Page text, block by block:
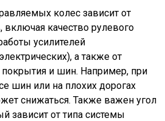
колес зависит от
включая качество рулевого
усилителей
а также от
покрытия и шин. Например, при
шин или на плохих дорогах
снижаться. Также важен угол
зависит от типа системы